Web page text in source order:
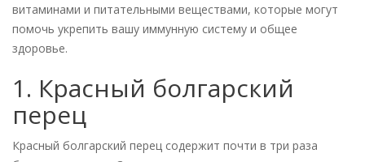
витаминами и питательными веществами, которые могут
помочь укрепить вашу иммунную систему и общее
здоровье.
1. Красный болгарский
перец
Красный болгарский перец содержит почти в три раза